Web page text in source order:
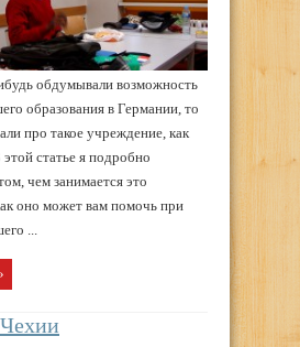
обдумывали возможность
образования в Германии, то
про такое учреждение, как
статье я подробно
чем занимается это
оно может вам помочь при
...